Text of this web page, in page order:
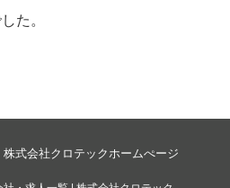
た。
株式会社クロテックホームぺージ